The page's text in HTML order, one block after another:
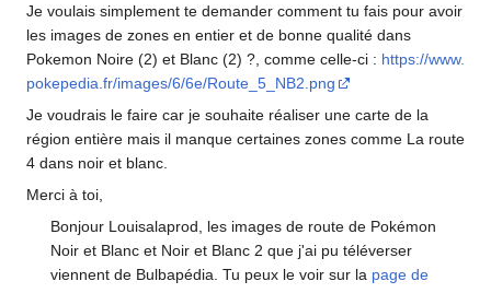
Je voulais simplement te demander comment tu fais pour avoir
les images de zones en entier et de bonne qualité dans
Pokemon Noire (2) et Blanc (2) ?, comme celle-ci : https://www.
pokepedia.fr/images/6/6e/Route_5_NB2.png
Je voudrais le faire car je souhaite réaliser une carte de la
région entière mais il manque certaines zones comme La route
4 dans noir et blanc.
Merci à toi,
Bonjour Louisalaprod, les images de route de Pokémon
Noir et Blanc et Noir et Blanc 2 que j'ai pu téléverser
viennent de Bulbapédia. Tu peux le voir sur la page de